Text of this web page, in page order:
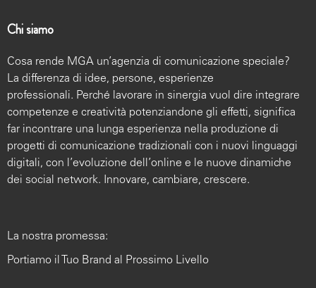
Chi siamo
Cosa rende MGA un’agenzia di comunicazione speciale?
La differenza di idee, persone, esperienze
professionali. Perché lavorare in sinergia vuol dire integrare
competenze e creatività potenziandone gli effetti, significa
far incontrare una lunga esperienza nella produzione di
progetti di comunicazione tradizionali con i nuovi linguaggi
digitali, con l’evoluzione dell’online e le nuove dinamiche
dei social network. Innovare, cambiare, crescere.
La nostra promessa:
Portiamo il Tuo Brand al Prossimo Livello